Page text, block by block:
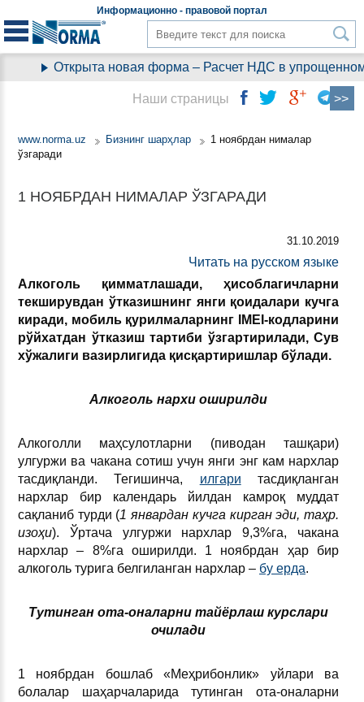
Информационно - правовой портал
Открыта новая форма – Расчет НДС в упрощенном
www.norma.uz Бизнинг шарҳлар
1 ноябрдан нималар
ўзгаради
1 НОЯБРДАН НИМАЛАР ЎЗГАРАДИ
31.10.2019
Читать на русском языке
Алкоголь қимматлашади, ҳисоблагичларни
текширувдан ўтказишнинг янги қоидалари кучга
киради, мобиль қурилмаларнинг IMEI-кодларини
рўйхатдан ўтказиш тартиби ўзгартирилади, Сув
хўжалиги вазирлигида қисқартиришлар бўлади.
Алкоголь нархи оширилди
Алкоголли маҳсулотларни (пиводан ташқари)
улгуржи ва чакана сотиш учун янги энг кам нархлар
тасдиқланди. Тегишинча, илгари тасдиқланган
нархлар бир календарь йилдан камроқ муддат
сақланиб турди (1 январдан кучга кирган эди, таҳр.
изоҳи). Ўртача улгуржи нархлар 9,3%га, чакана
нархлар – 8%га оширилди. 1 ноябрдан ҳар бир
алкоголь турига белгиланган нархлар – бу ерда.
Тутинган ота-оналарни тайёрлаш курслари
очилади
1 ноябрдан бошлаб «Meҳpибoнлик» уйлари ва
болалар шаҳарчаларида тутинган ота-оналарни
Наши страницы